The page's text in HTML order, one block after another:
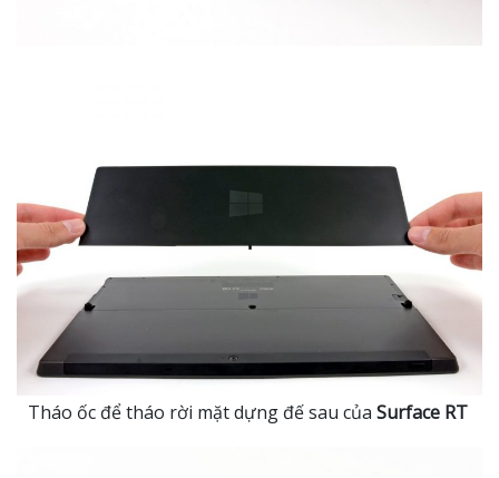
Tháo ốc để tháo rời mặt dựng đế sau của Surface RT